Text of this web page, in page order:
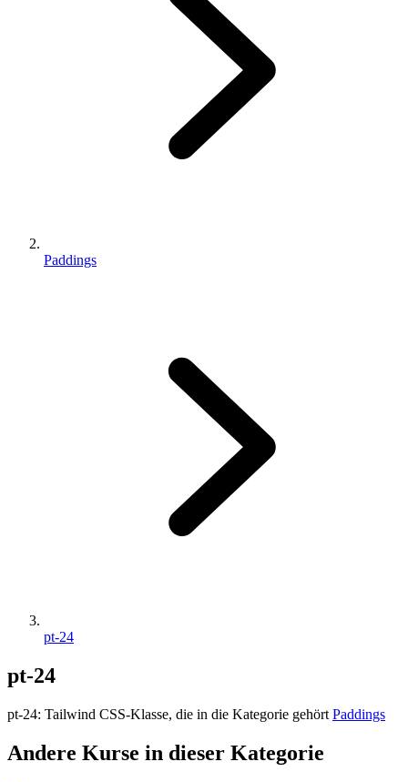
Paddings
pt-24
pt-24
pt-24: Tailwind CSS-Klasse, die in die Kategorie gehört Paddings
Andere Kurse in dieser Kategorie